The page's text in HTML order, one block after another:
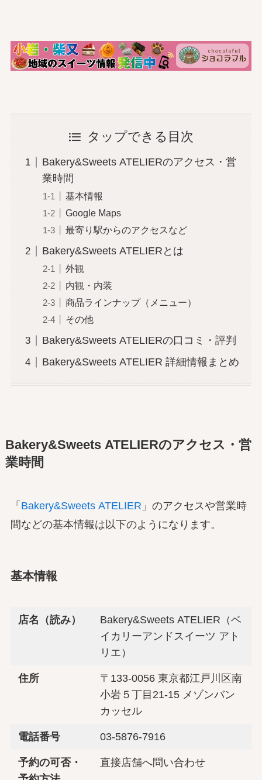
タップできる目次
Bakery&Sweets ATELIERのアクセス・営
業時間
基本情報
Google Maps
最寄り駅からのアクセスなど
Bakery&Sweets ATELIERとは
外観
内観・内装
商品ラインナップ（メニュー）
その他
Bakery&Sweets ATELIERの口コミ・評判
Bakery&Sweets ATELIER 詳細情報まとめ
Bakery&Sweets ATELIERのアクセス・営
業時間
「 Bakery&Sweets ATELIER 」のアクセスや営業時
間などの基本情報は以下のようになります。
基本情報
店名（読み）
Bakery&Sweets ATELIER（ベ
イカリーアンドスイーツ アト
リエ）
住所
〒133-0056 東京都江戸川区南
小岩５丁目21-15 メゾンバン
カッセル
電話番号 03-5876-7916
予約の可否・
直接店舗へ問い合わせ